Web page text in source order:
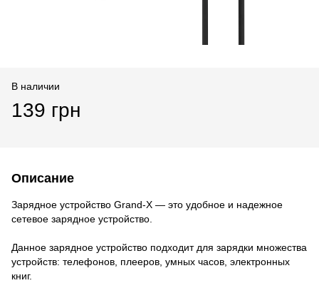
В наличии
139 грн
Описание
Зарядное устройство Grand-X — это удобное и надежное
сетевое зарядное устройство.
Данное зарядное устройство подходит для зарядки множества
устройств: телефонов, плееров, умных часов, электронных
книг.